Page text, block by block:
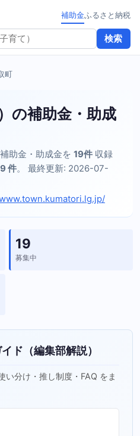
検索
補助金ふるさと納税
町
の補助金・助成
助金・助成金を 19件 収録
件。 最終更新: 2026-07-
19
募集中
ド（編集部解説）
い分け・推し制度・FAQ をま